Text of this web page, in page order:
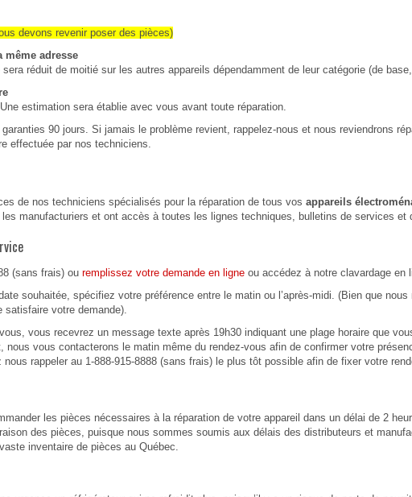
devons revenir poser des pièces)
même adresse
sera réduit de moitié sur les autres appareils dépendamment de leur catégorie (de
estimation sera établie avec vous avant toute réparation.
90 jours. Si jamais le problème revient, rappelez-nous et nous reviendrons
effectuée par nos techniciens.
de nos techniciens spécialisés pour la réparation de tous vos appareils
manufacturiers et ont accès à toutes les lignes techniques, bulletins de services et
(sans frais) ou remplissez votre demande en ligne ou accédez à notre clavardage en
souhaitée, spécifiez votre préférence entre le matin ou l’après-midi. (Bien que
satisfaire votre demande).
vous recevrez un message texte après 19h30 indiquant une plage horaire que
nous vous contacterons le matin même du rendez-vous afin de confirmer votre
rappeler au 1-888-915-8888 (sans frais) le plus tôt possible afin de fixer votre
les pièces nécessaires à la réparation de votre appareil dans un délai de 2
des pièces, puisque nous sommes soumis aux délais des distributeurs et
inventaire de pièces au Québec.